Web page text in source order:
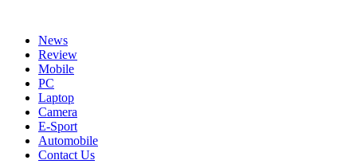
contentNews
Review
Mobile
PC
Laptop
Camera
E-Sport
Automobile
Contact Us